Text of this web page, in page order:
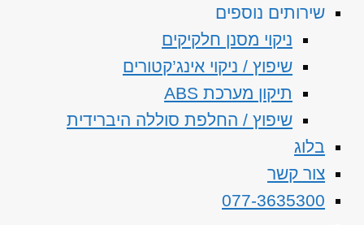
שירותים נוספים
ניקוי מסנן חלקיקים
שיפוץ / ניקוי אינג’קטורים
תיקון מערכת ABS
שיפוץ / החלפת סוללה היברידית
בלוג
צור קשר
077-3635300